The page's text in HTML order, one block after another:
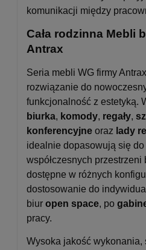
komunikacji między
Cała rodzinna Mebli
Antrax
Seria mebli WG firmy
rozwiązanie do
funkcjonalność z estetyką.
biurka, komody, regały,
konferencyjne oraz lady
idealnie dopasowują się do
współczesnych
dostępne w różnych
dostosowanie do
biur open space, po
pracy.
Wysoka jakość wykonania,